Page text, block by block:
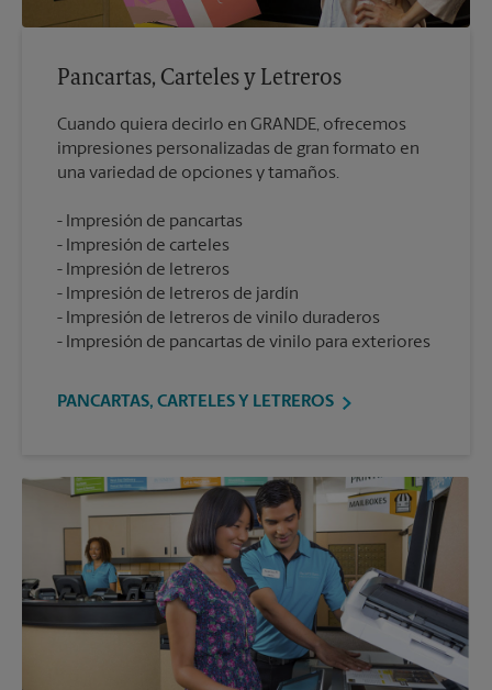
Pancartas, Carteles y Letreros
Cuando quiera decirlo en GRANDE, ofrecemos
impresiones personalizadas de gran formato en
Impresión de pancartas
Impresión de carteles
Impresión de letreros
Impresión de letreros de jardín
Impresión de letreros de vinilo duraderos
Impresión de pancartas de vinilo para exteriores
PANCARTAS, CARTELES Y LETREROS